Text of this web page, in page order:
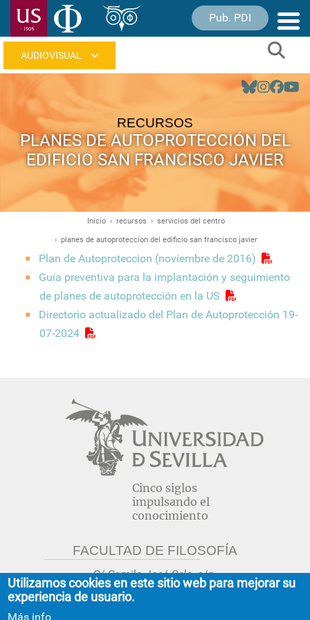
Pasar
Pub. PDI
Navegación
principal
RECURSOS
PLANES DE AUTOPROTECCIÓN DEL
EDIFICIO SAN FRANCISCO JAVIER
navegación
Inicio recursos servicios del centro
planes de autoproteccion del edificio san francisco javier
Plan de Autoproteccion (noviembre de 2016)
Guía preventiva para la implantación y seguimiento
de planes de autoprotección en la US
Directorio actualizado del Plan de Autoprotección 19-
07-2024
Cinco siglos
impulsando el
conocimiento
FACULTAD DE FILOSOFÍA
C/ Camilo José Cela, s/n.
Sevilla 41018.
adminfil@us.es
Utilizamos cookies en este sitio web para mejorar su
experiencia de usuario.
Más info